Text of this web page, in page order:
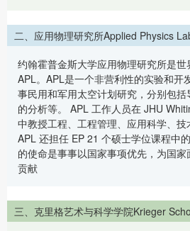
二、应用物理研究所Applied Physics
约翰霍普金斯大学应用物理研究所是
APL。APL是一个非营利性的实验和开
事民用和军用太空计划研究，分别包
的分析等。 APL 工作人员在 JHU
中教授工程、工程管理、应用科学、技
APL 还担任 EP 21 个硕士学位课程中
的使命是事事以国家事项优先，为国
贡献
三、克里格艺术与科学学院Krieger